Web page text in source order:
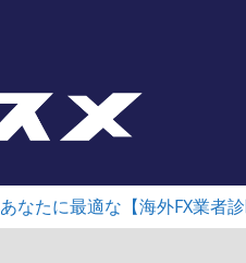
あなたに最適な【海外FX業者診